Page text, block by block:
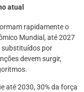
atual
rapidamente o
Mundial, até 2027
substituídos por
devem surgir,
até 2030, 30% da força